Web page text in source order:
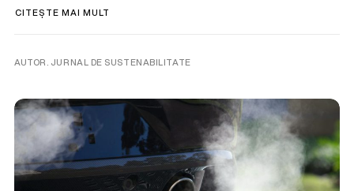
CITEȘTE MAI MULT
AUTOR. JURNAL DE SUSTENABILITATE